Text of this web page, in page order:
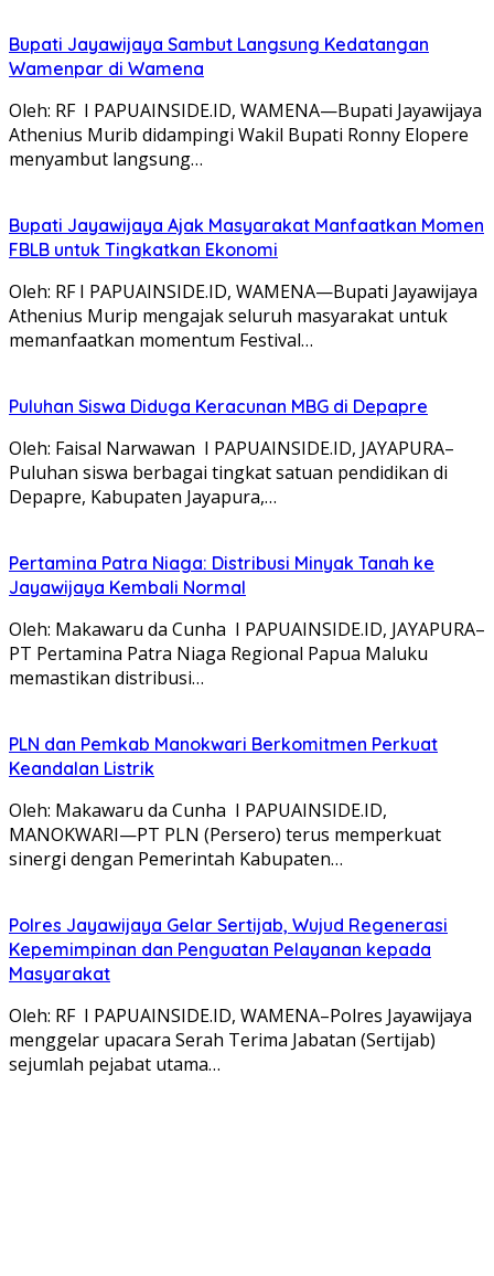
Bupati Jayawijaya Sambut Langsung Kedatangan
Wamenpar di Wamena
Oleh: RF I PAPUAINSIDE.ID, WAMENA—Bupati Jayawijaya
Athenius Murib didampingi Wakil Bupati Ronny Elopere
menyambut langsung…
Bupati Jayawijaya Ajak Masyarakat Manfaatkan Momen
FBLB untuk Tingkatkan Ekonomi
Oleh: RF I PAPUAINSIDE.ID, WAMENA—Bupati Jayawijaya
Athenius Murip mengajak seluruh masyarakat untuk
memanfaatkan momentum Festival…
Puluhan Siswa Diduga Keracunan MBG di Depapre
Oleh: Faisal Narwawan I PAPUAINSIDE.ID, JAYAPURA–
Puluhan siswa berbagai tingkat satuan pendidikan di
Depapre, Kabupaten Jayapura,…
Pertamina Patra Niaga: Distribusi Minyak Tanah ke
Jayawijaya Kembali Normal
Oleh: Makawaru da Cunha I PAPUAINSIDE.ID, JAYAPURA–
PT Pertamina Patra Niaga Regional Papua Maluku
memastikan distribusi…
PLN dan Pemkab Manokwari Berkomitmen Perkuat
Keandalan Listrik
Oleh: Makawaru da Cunha I PAPUAINSIDE.ID,
MANOKWARI—PT PLN (Persero) terus memperkuat
sinergi dengan Pemerintah Kabupaten…
Polres Jayawijaya Gelar Sertijab, Wujud Regenerasi
Kepemimpinan dan Penguatan Pelayanan kepada
Masyarakat
Oleh: RF I PAPUAINSIDE.ID, WAMENA–Polres Jayawijaya
menggelar upacara Serah Terima Jabatan (Sertijab)
sejumlah pejabat utama…